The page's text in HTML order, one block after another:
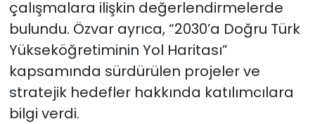
çalışmalara ilişkin değerlendirmelerde
bulundu. Özvar ayrıca, “2030’a Doğru Türk
Yükseköğretiminin Yol Haritası”
kapsamında sürdürülen projeler ve
stratejik hedefler hakkında katılımcılara
bilgi verdi.